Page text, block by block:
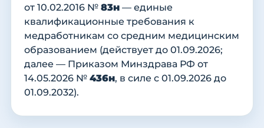
от 10.02.2016 № 83н — единые
квалификационные требования к
медработникам со средним медицинским
образованием (действует до 01.09.2026;
далее — Приказом Минздрава РФ от
14.05.2026 № 436н, в силе с 01.09.2026 до
01.09.2032).